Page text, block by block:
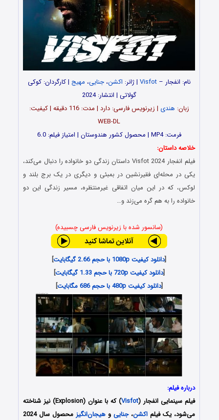
نام: انفجار –Visfot | ژانر: اکشن،جنایی، مهیج | کارگردان: کوکی
گولاتی | انتشار: 2024
زبان: هندی
| زیرنویس فارسی: دارد | مدت: 116 دقیقه | کیفیت:
WEB-DL
فرمت: MP4 | محصول کشور هندوستان | امتیاز فیلم: 6.0
خلاصه داستان:
فیلم انفجار
Visfot 2024 داستان زندگی دو خانواده را دنبال می‌کند،
یکی در محله‌ای فقیرنشین در بمبئی و دیگری در یک برج بلند و
لوکس، که در این میان اتفاقی غیرمنتظره، مسیر زندگی این دو
خانواده را به هم گره می‌زند و…
(سانسور شده با زیرنویس فارسی چسبیده)
[دانلود کیفیت 1080p با حجم 2.66 گیگابایت
]
[دانلود کیفیت 720p با حجم 1.33 گیگابایت
]
[دانلود کیفیت 480p با حجم 686 مگابایت ]
درباره فیلم:
فیلم سینماییانفجار(
Visfot
) که با عنوان (Explosion) نیز شناخته
می‌شود، یک فیلماکشن،جنایی و هیجان‌انگیز
محصول سال 2024